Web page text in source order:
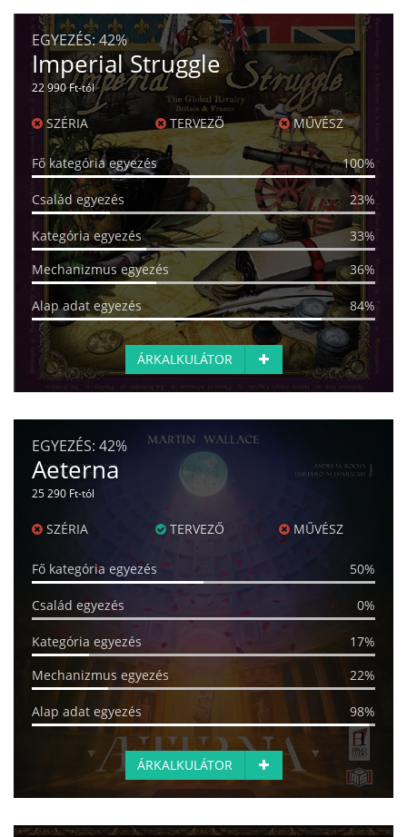
EGYEZÉS:42%
Imperial Struggle
22 990 Ft-tól
SZÉRIA TERVEZŐ MŰVÉSZ
Fő kategória egyezés 100%
Család egyezés 23%
Kategória egyezés
33%
Mechanizmus egyezés
36%
Alap adat egyezés 84%
ÁRKALKULÁTOR
EGYEZÉS: 42%
Aeterna
25 290 Ft-tól
SZÉRIA TERVEZŐ MŰVÉSZ
Fő kategória egyezés 50%
Család egyezés 0%
Kategória egyezés
17%
Mechanizmus egyezés
22%
Alap adat egyezés 98%
ÁRKALKULÁTOR